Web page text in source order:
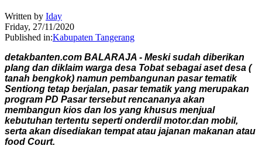
Written by Iday
Friday, 27/11/2020
Published in:Kabupaten Tangerang
detakbanten.com BALARAJA - Meski sudah diberikan
plang dan diklaim warga desa Tobat sebagai aset desa (
tanah bengkok) namun pembangunan pasar tematik
Sentiong tetap berjalan, pasar tematik yang merupakan
program PD Pasar tersebut rencananya akan
membangun kios dan los yang khusus menjual
kebutuhan tertentu seperti onderdil motor.dan mobil,
serta akan disediakan tempat atau jajanan makanan atau
food Court.